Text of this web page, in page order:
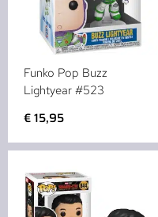
Funko Pop Buzz
Lightyear #523
€15,95